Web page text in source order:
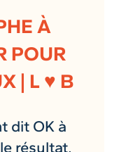
À
POUR
| L ♥ B
dit OK à
résultat,